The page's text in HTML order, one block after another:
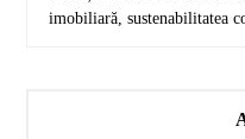
imobiliară, sustenabilitatea